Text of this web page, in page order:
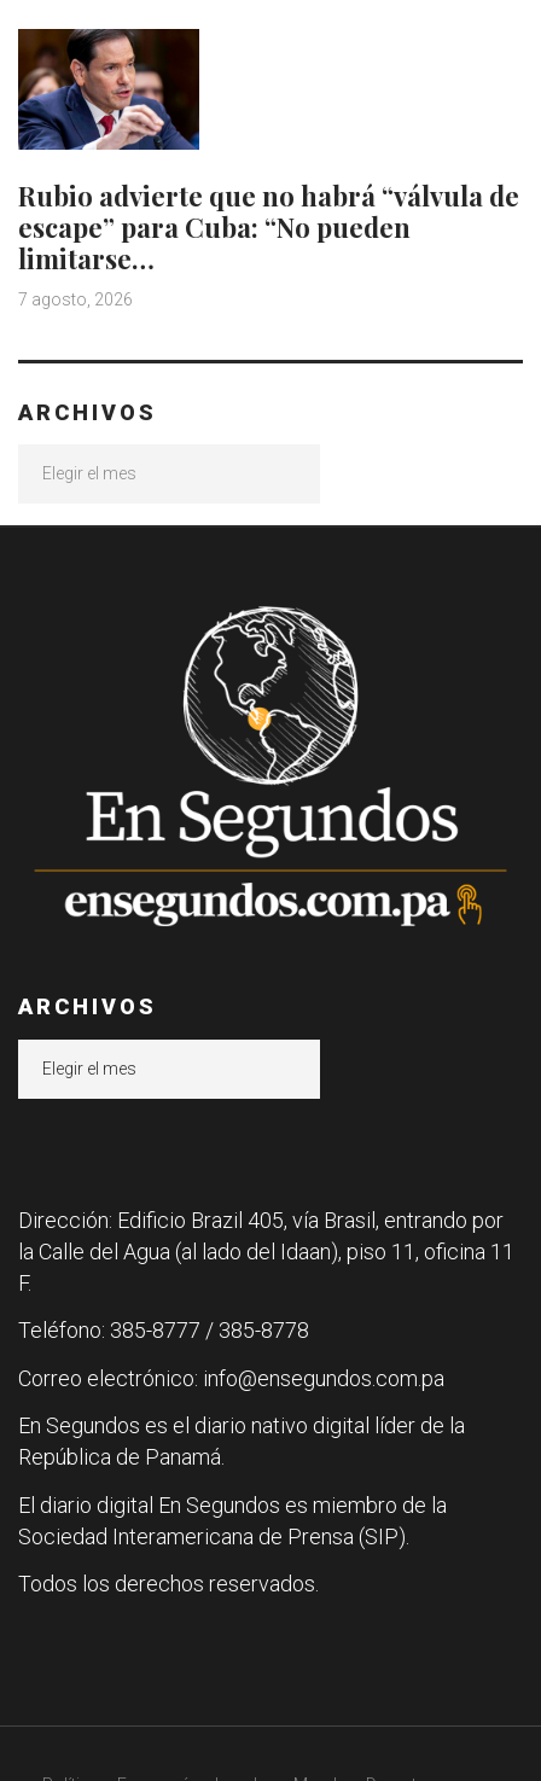
Rubio advierte que no habrá “válvula de
escape” para Cuba: “No pueden
limitarse…
7 agosto, 2026
ARCHIVOS
ARCHIVOS
Dirección: Edificio Brazil 405, vía Brasil, entrando por
la Calle del Agua (al lado del Idaan), piso 11, oficina 11
F.
Teléfono: 385-8777 / 385-8778
Correo electrónico: info@ensegundos.com.pa
En Segundos es el diario nativo digital líder de la
República de Panamá.
El diario digital En Segundos es miembro de la
Sociedad Interamericana de Prensa (SIP).
Todos los derechos reservados.